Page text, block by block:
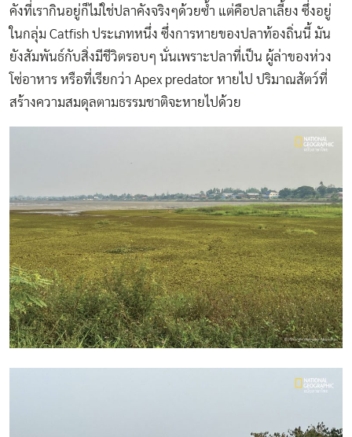
คังที่เรากินอยู่ก็ไม่ใช่ปลาคังจริงๆด้วยซ้ำ แต่คือปลาเลี้ยง ซึ่งอยู่
ในกลุ่ม Catfish ประเภทหนึ่ง ซึ่งการหายของปลาท้องถิ่นนี้ มัน
ยังสัมพันธ์กับสิ่งมีชีวิตรอบๆ นั่นเพราะปลาที่เป็น ผู้ล่าของห่วง
โซ่อาหาร หรือที่เรียกว่า Apex predator หายไป ปริมาณสัตว์ที่
สร้างความสมดุลตามธรรมชาติจะหายไปด้วย